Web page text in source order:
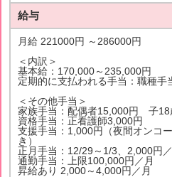
給与
月給 221000円 ～286000円
＜内訳＞
基本給：170,000～235,000円
定期的に支払われる手当：職種手
＜その他手当＞
家族手当：配偶者15,000円 子18
資格手当：正看護師3,000円
支援手当：1,000円（夜間オンコ
き）
正月手当：12/29～1/3、2,000円
通勤手当：上限100,000円／月
昇給あり 2,000～4,000円／月